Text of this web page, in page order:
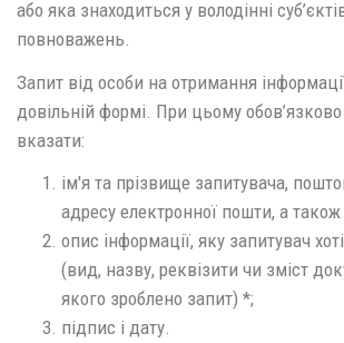
або яка знаходиться у володінні
повноважень.
Запит від особи на отримання
довільній формі. При цьому обов’язково
вказати:
ім′я та прізвище запитувача,
адресу електронної пошти, а
опис інформації, яку запитувач
(вид, назву, реквізити чи зміст
якого зроблено запит) *;
підпис і дату.